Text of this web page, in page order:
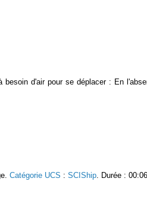
besoin d'air pour se déplacer : En
Catégorie UCS : SCIShip . Durée : 00:06.